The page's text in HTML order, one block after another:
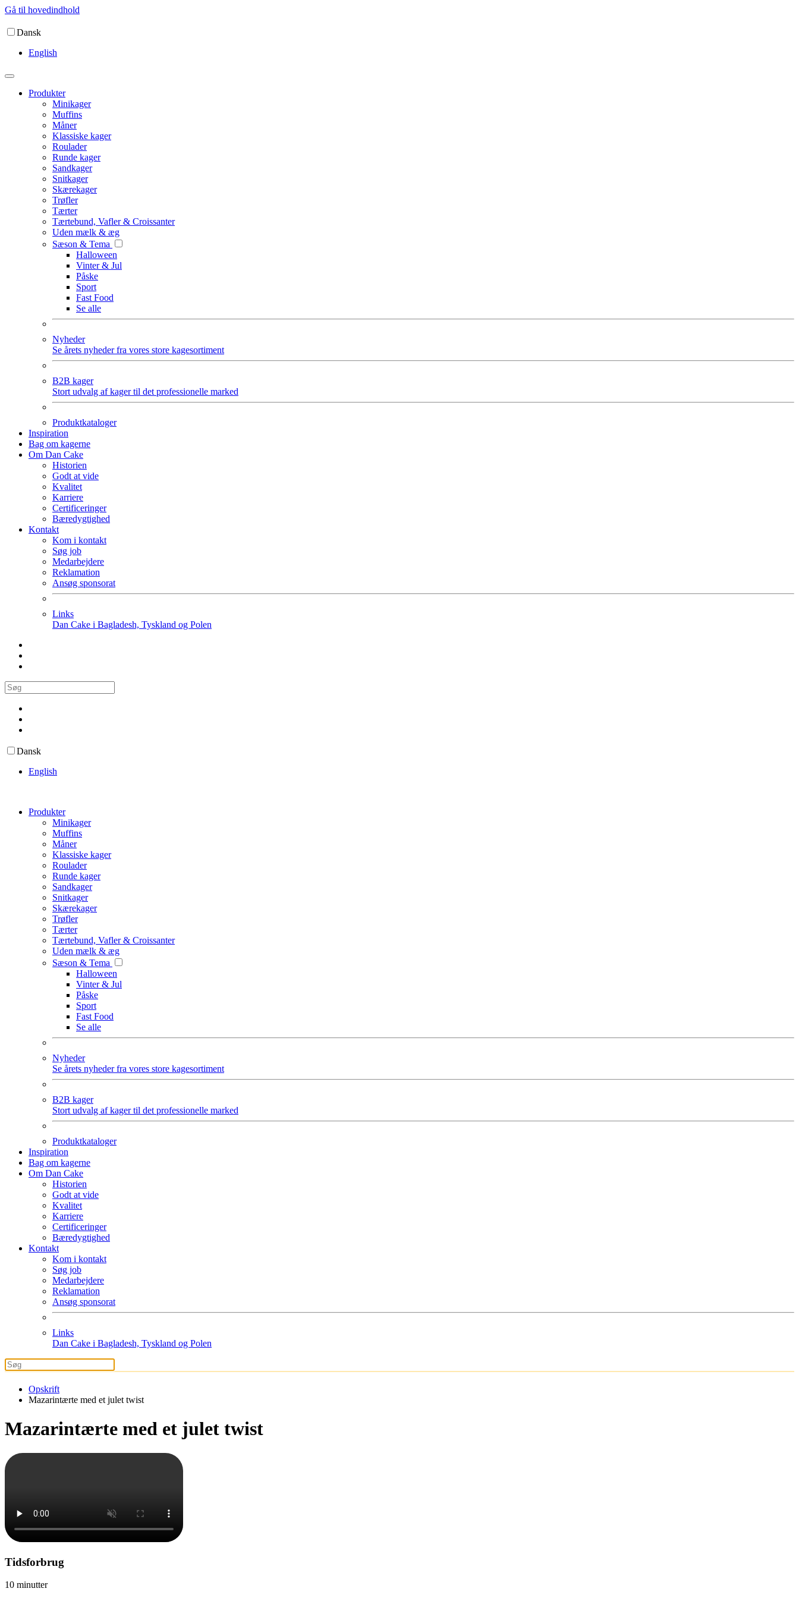
Gå til hovedindhold
Dansk
English
Produkter
Minikager
Muffins
Måner
Klassiske kager
Roulader
Runde kager
Sandkager
Snitkager
Skærekager
Trøfler
Tærter
Tærtebund, Vafler & Croissanter
Uden mælk & æg
Sæson & Tema
Halloween
Vinter & Jul
Påske
Sport
Fast Food
Se alle
Nyheder
Se årets nyheder fra vores store kagesortiment
B2B kager
Stort udvalg af kager til det professionelle marked
Produktkataloger
Inspiration
Bag om kagerne
Om Dan Cake
Historien
Godt at vide
Kvalitet
Karriere
Certificeringer
Bæredygtighed
Kontakt
Kom i kontakt
Søg job
Medarbejdere
Reklamation
Ansøg sponsorat
Links
Dan Cake i Bagladesh, Tyskland og Polen
Dansk
English
Produkter
Minikager
Muffins
Måner
Klassiske kager
Roulader
Runde kager
Sandkager
Snitkager
Skærekager
Trøfler
Tærter
Tærtebund, Vafler & Croissanter
Uden mælk & æg
Sæson & Tema
Halloween
Vinter & Jul
Påske
Sport
Fast Food
Se alle
Nyheder
Se årets nyheder fra vores store kagesortiment
B2B kager
Stort udvalg af kager til det professionelle marked
Produktkataloger
Inspiration
Bag om kagerne
Om Dan Cake
Historien
Godt at vide
Kvalitet
Karriere
Certificeringer
Bæredygtighed
Kontakt
Kom i kontakt
Søg job
Medarbejdere
Reklamation
Ansøg sponsorat
Links
Dan Cake i Bagladesh, Tyskland og Polen
Opskrift
Mazarintærte med et julet twist
Mazarintærte med et julet twist
Tidsforbrug
10 minutter